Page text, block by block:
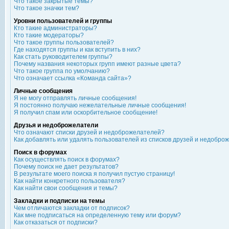
Что такое значки тем?
Уровни пользователей и группы
Кто такие администраторы?
Кто такие модераторы?
Что такое группы пользователей?
Где находятся группы и как вступить в них?
Как стать руководителем группы?
Почему названия некоторых групп имеют разные цвета?
Что такое группа по умолчанию?
Что означает ссылка «Команда сайта»?
Личные сообщения
Я не могу отправлять личные сообщения!
Я постоянно получаю нежелательные личные сообщения!
Я получил спам или оскорбительное сообщение!
Друзья и недоброжелатели
Что означают списки друзей и недоброжелателей?
Как добавлять или удалять пользователей из списков друзей и
Поиск в форумах
Как осуществлять поиск в форумах?
Почему поиск не дает результатов?
В результате моего поиска я получил пустую страницу!
Как найти конкретного пользователя?
Как найти свои сообщения и темы?
Закладки и подписки на темы
Чем отличаются закладки от подписок?
Как мне подписаться на определенную тему или форум?
Как отказаться от подписки?